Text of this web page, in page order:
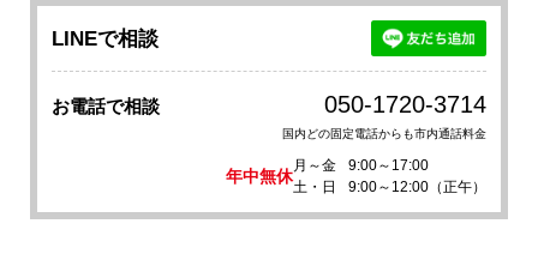
LINEで相談
お電話で相談 050-1720-3714
国内どの固定電話からも市内通話料金
年中無休
月～金
9:00～17:00
土・日
9:00～12:00（正午）